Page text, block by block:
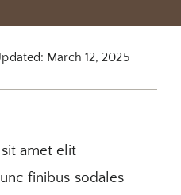
March 12, 2025
amet elit
finibus sodales